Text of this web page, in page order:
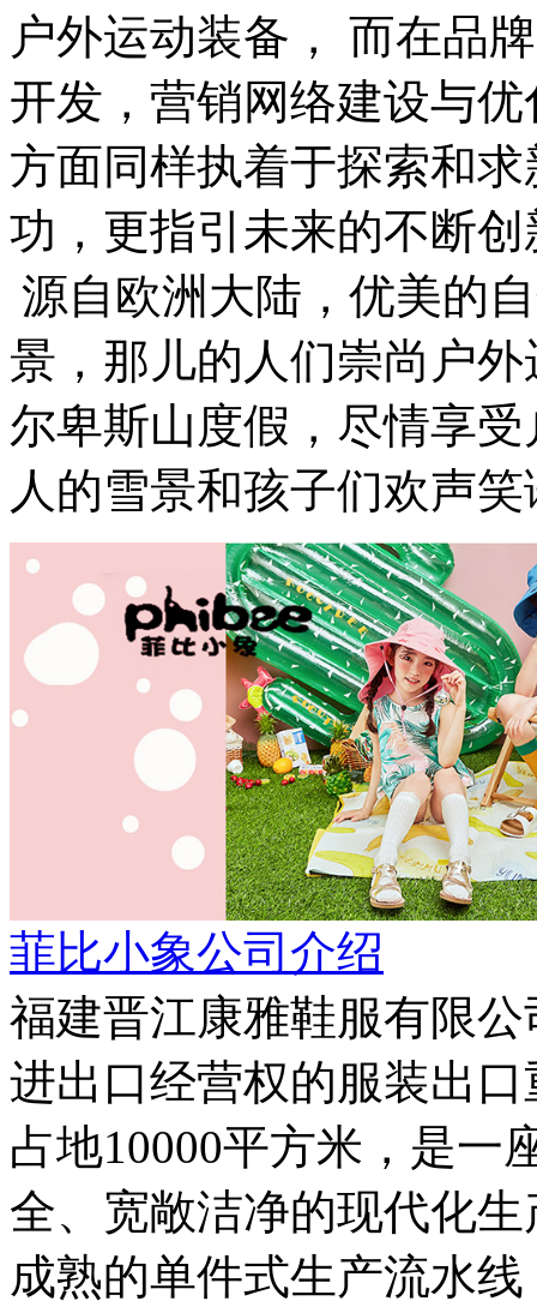
户外运动装备， 而在品
开发，营销网络建设与
方面同样执着于探索和
功，更指引未来的不断创
源自欧洲大陆，优美的
景，那儿的人们崇尚户
尔卑斯山度假，尽情享
人的雪景和孩子们欢声
菲比小象公司介绍
福建晋江康雅鞋服有限
进出口经营权的服装出
占地10000平方米，是一
全、宽敞洁净的现代化
成熟的单件式生产流水